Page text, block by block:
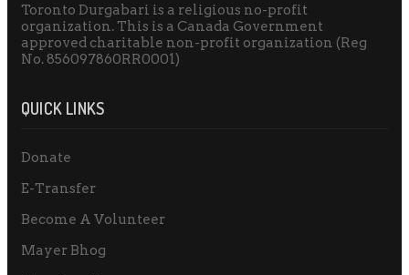
Toronto Durgabari is a religious no-profit
organization. This is a Canada Government
approved charitable non-profit organization (Reg
No. 856097860RR0001)
QUICK LINKS
Donate
E-Transfer
Become A Volunteer
Mayer Bhog